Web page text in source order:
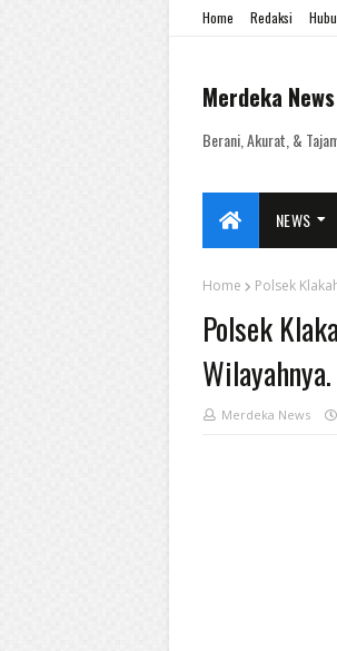
Home Redaksi
Merdeka News
Berani, Akurat, &
NEWS
Home Polsek
Polsek
Wilayahnya.
Merdeka News